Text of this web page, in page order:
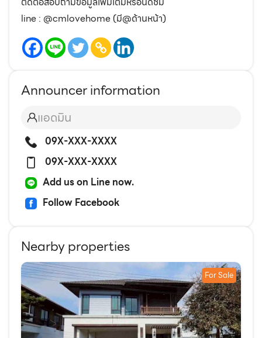
line : @cmlovehome (มี@ด้านหน้า)
Announcer information
แอดมิน
09X-XXX-XXXX
09X-XXX-XXXX
Add us on Line now.
Follow Facebook
Nearby properties
For Sale